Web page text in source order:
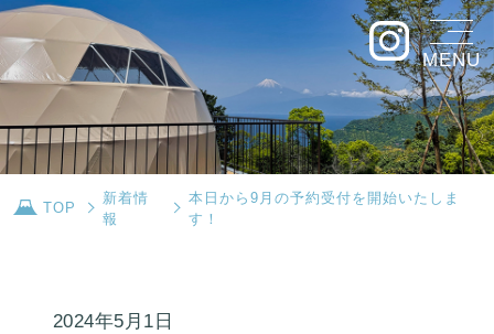
MENU
TOP
新着情
報
本日から9月の予約受付を開始いたしま
す！
2024年5月1日